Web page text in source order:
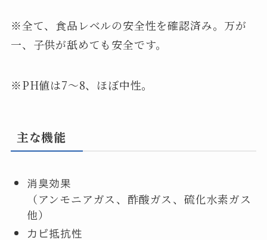
※全て、食品レベルの安全性を確認済み。万が
一、子供が舐めても安全です。
※PH値は7〜8、ほぼ中性。
主な機能
消臭効果
（アンモニアガス、酢酸ガス、硫化水素ガス
他）
カビ抵抗性